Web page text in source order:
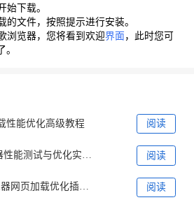
始下载。
的文件，按照提示进行安装。
浏览器，您将看到欢迎界面 ，此时您可
性能优化高级教程 阅读
阅读
Google Chrome浏览器网页加载优化插件实战教程 阅读